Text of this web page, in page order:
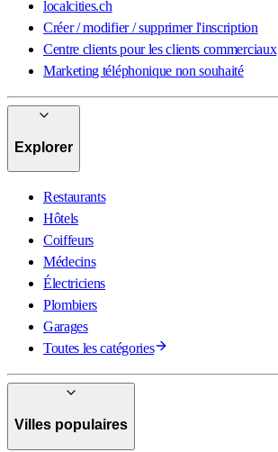
localcities.ch
Créer / modifier / supprimer l'inscription
Centre clients pour les clients commerciaux
Marketing téléphonique non souhaité
Explorer
Restaurants
Hôtels
Coiffeurs
Médecins
Électriciens
Plombiers
Garages
Toutes les catégories
Villes populaires